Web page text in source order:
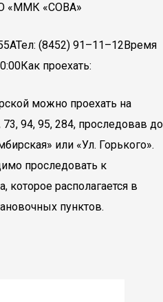
«ММК «СОВА»
(8452) 91–11–12Время
проехать:
можно проехать на
94, 95, 284, проследовав до
или «Ул. Горького».
проследовать к
располагается в
пунктов.